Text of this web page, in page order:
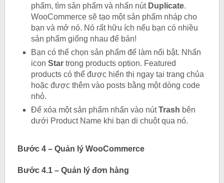
phẩm, tìm sản phẩm và nhấn nút Duplicate.
WooCommerce sẽ tạo một sản phẩm nháp cho
bạn và mở nó. Nó rất hữu ích nếu bạn có nhiều
sản phẩm giống nhau để bán!
Bạn có thể chọn sản phẩm để làm nổi bật. Nhấn
icon Startrong products option. Featured
products có thể được hiển thị ngay tại trang chủa
hoặc được thêm vào posts bằng một dòng code
nhỏ.
Để xóa một sản phẩm nhấn vào nútTrash bên
dưới Product Name khi bạn di chuột qua nó.
Bước 4 – Quản lý WooCommerce
Bước 4.1 – Quản lý đơn hàng